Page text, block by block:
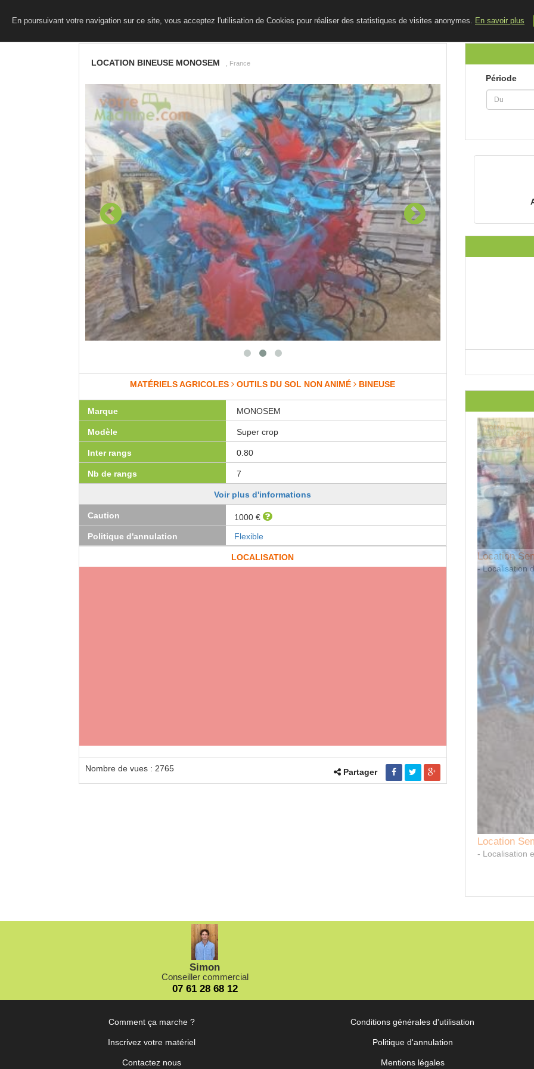
En poursuivant votre navigation sur ce site, vous acceptez l'utilisation de Cookies pour réaliser des statistiques de visites anonymes. En savoir plus
LOCATION BINEUSE MONOSEM , France
MATÉRIELS AGRICOLES OUTILS DU SOL NON ANIMÉ BINEUSE
Marque MONOSEM
Modèle Super crop
Inter rangs 0.80
Nb de rangs 7
Voir plus d'informations
Caution
1000 €
Politique d'annulation
Flexible
LOCALISATION
Nombre de vues : 2765 Partager
Période
Location
- Localisation
Simon
Conseiller commercial
07 61 28 68 12
Comment ça marche ?
Inscrivez votre matériel
Contactez nous
Conditions générales d'utilisation
Politique d'annulation
Mentions légales